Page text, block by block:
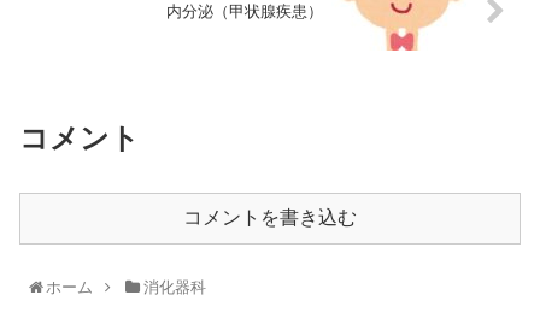
内分泌（甲状腺疾患）
コメント
コメントを書き込む
ホーム 消化器科